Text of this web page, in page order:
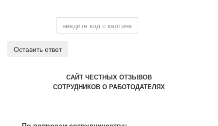
Оставить ответ
САЙТ ЧЕСТНЫХ ОТЗЫВОВ
СОТРУДНИКОВ О РАБОТОДАТЕЛЯХ